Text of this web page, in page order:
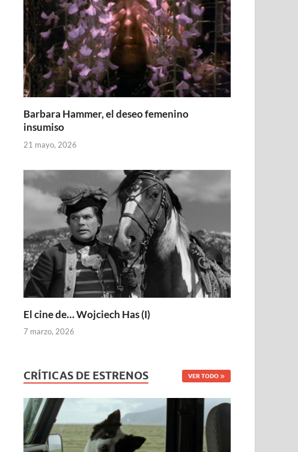
Barbara Hammer, el deseo femenino
insumiso
21 mayo, 2026
El cine de… Wojciech Has (I)
7 marzo, 2026
CRÍTICAS DE ESTRENOS VER TODO